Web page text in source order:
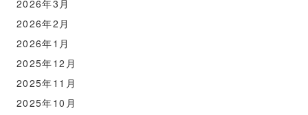
2026年3月
2026年2月
2026年1月
2025年12月
2025年11月
2025年10月